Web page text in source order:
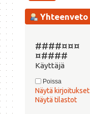
Yhteenveto
####¤¤¤
¤####
Käyttäjä
Poissa
Näytä kirjoitukset
Näytä tilastot